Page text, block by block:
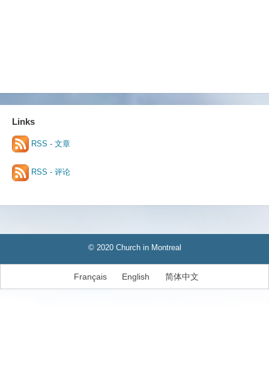
Links
RSS - 文章
RSS - 评论
© 2020 Church in Montreal
Français English 简体中文